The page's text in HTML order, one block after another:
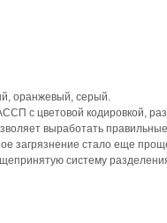
оранжевый, серый.
с цветовой кодировкой,
выработать
загрязнение стало еще
систему